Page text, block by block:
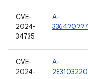
CVE-
2024-
34735
A-
336490997
CVE-
2024-
A-
283103220